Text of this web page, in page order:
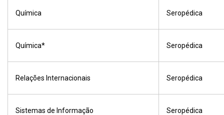
Química Seropédica
Química* Seropédica
Relações Internacionais Seropédica
Sistemas de Informação Seropédica